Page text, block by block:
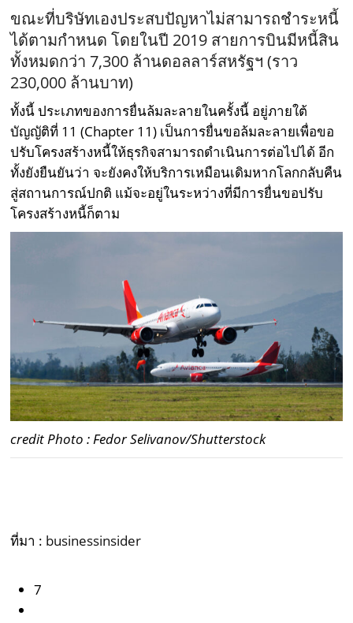
ขณะที่บริษัทเองประสบปัญหาไม่สามารถชำระหนี้
ได้ตามกำหนด โดยในปี 2019 สายการบินมีหนี้สิน
ทั้งหมดกว่า 7,300 ล้านดอลลาร์สหรัฐฯ (ราว
230,000 ล้านบาท)
ทั้งนี้ ประเภทของการยื่นล้มละลายในครั้งนี้ อยู่ภายใต้
บัญญัติที่ 11 (Chapter 11) เป็นการยื่นขอล้มละลายเพื่อขอ
ปรับโครงสร้างหนี้ให้ธุรกิจสามารถดำเนินการต่อไปได้ อีก
ทั้งยังยืนยันว่า จะยังคงให้บริการเหมือนเดิมหากโลกกลับคืน
สู่สถานการณ์ปกติ แม้จะอยู่ในระหว่างที่มีการยื่นขอปรับ
โครงสร้างหนี้ก็ตาม
credit Photo : Fedor Selivanov/Shutterstock
ที่มา : businessinsider
7